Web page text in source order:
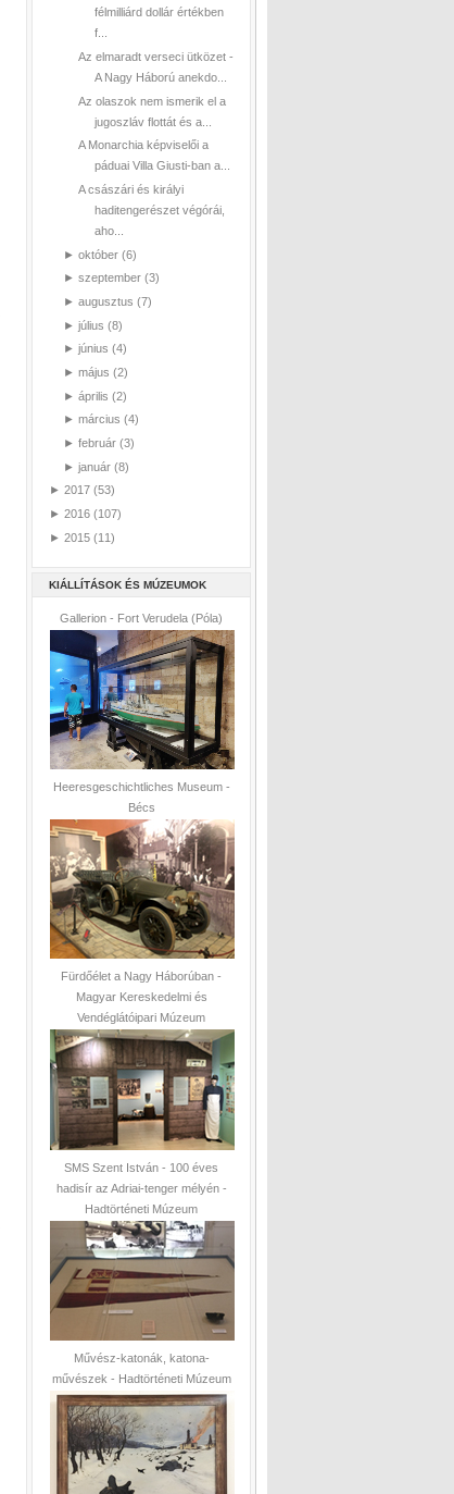
félmilliárd dollár értékben
f...
Az elmaradt verseci ütközet -
A Nagy Háború anekdo...
Az olaszok nem ismerik el a
jugoszláv flottát és a...
A Monarchia képviselői a
páduai Villa Giusti-ban a...
A császári és királyi
haditengerészet végórái,
aho...
► október (6)
► szeptember (3)
► augusztus (7)
► július (8)
► június (4)
► május (2)
► április (2)
► március (4)
► február (3)
► január (8)
► 2017 (53)
► 2016 (107)
► 2015 (11)
KIÁLLÍTÁSOK ÉS MÚZEUMOK
Gallerion - Fort Verudela (Póla)
Heeresgeschichtliches Museum -
Bécs
Fürdőélet a Nagy Háborúban -
Magyar Kereskedelmi és
Vendéglátóipari Múzeum
SMS Szent István - 100 éves
hadisír az Adriai-tenger mélyén -
Hadtörténeti Múzeum
Művész-katonák, katona-
művészek - Hadtörténeti Múzeum